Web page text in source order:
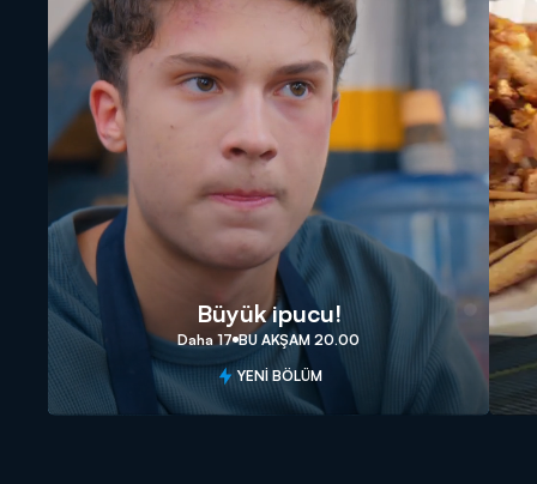
Büyük ipucu!
Daha 17 BU AKŞAM 20.00
YENİ BÖLÜM